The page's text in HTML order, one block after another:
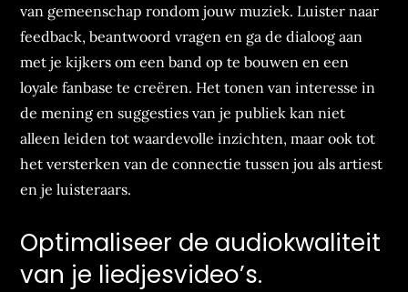
van gemeenschap rondom jouw muziek. Luister naar
feedback, beantwoord vragen en ga de dialoog aan
met je kijkers om een band op te bouwen en een
loyale fanbase te creëren. Het tonen van interesse in
de mening en suggesties van je publiek kan niet
alleen leiden tot waardevolle inzichten, maar ook tot
het versterken van de connectie tussen jou als artiest
en je luisteraars.
Optimaliseer de audiokwaliteit
van je liedjesvideo’s.